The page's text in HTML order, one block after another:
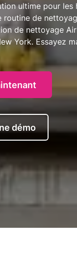
ultime pour les
routine de
de nettoyage
York. Essayez
démo